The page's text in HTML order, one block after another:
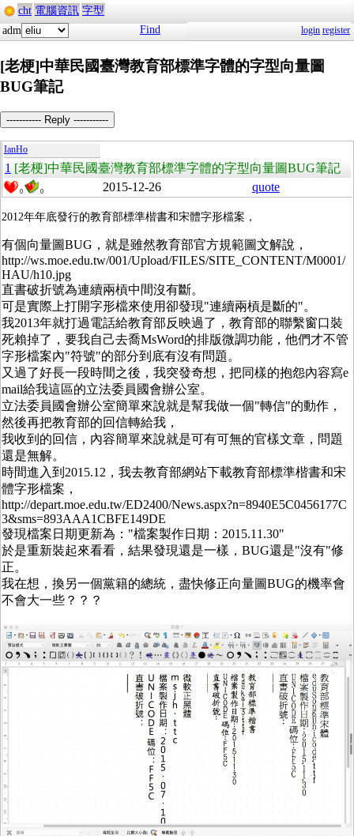
cht 電腦資訊 字型
adm
Find login register
[老梗]中華民國臺灣教育部標準字體的字型向量圖
BUG筆記
----------- Reply -----------
IanHo
1 [老梗]中華民國臺灣教育部標準字體的字型向量圖BUG筆記
0 0 2015-12-26 quote
2012年年底發行的教育部標準楷書和宋體字形檔案，
有個向量圖BUG，就是雖然教育部官方規範圖文解說，
http://ws.moe.edu.tw/001/Upload/FILES/SITE_CONTENT/M0001/
HAU/h10.jpg
直書破折號為連續兩槓中間沒有斷。
可是實際上打開字形檔來使用卻發現"連續兩槓是斷的"。
我2013年就打過電話給教育部反映過了，教育部的聯繫窗口裝
死賴掉了，要我自己去喬MsWord的排版微調功能，他們才不管
字形檔案內"符號"的部分到底有沒有問題。
又過了好長一段時間之後，我突發奇想，把同樣的抱怨內容寫e
mail給我這區的立法委員國會辦公室。
立法委員國會辦公室簡單來說就是幫我做一個"轉信"的動作，
然後再把教育部的回信轉給我，
我收到的回信，內容簡單來說就是可有可無的官樣文章，問題
還是無解。
時間進入到2015.12，我去教育部網站下載教育部標準楷書和宋
體字形檔案，
http://depart.moe.edu.tw/ED2400/News.aspx?n=8940E5C0456177C
3&sms=893AAA1CBFE149DE
發現檔案日期更新為："檔案製作日期：2015.11.30"
於是重新裝起來看看，結果發現還是一樣，BUG還是"沒有"修
正。
我在想，換另一個黨籍的總統，盡快修正向量圖BUG的機率會
不會大一些？？？